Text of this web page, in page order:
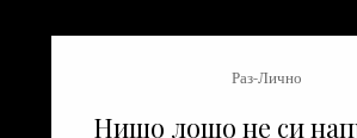
Раз-Лично
Нищо лошо не си